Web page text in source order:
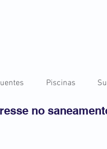
Piscinas
no